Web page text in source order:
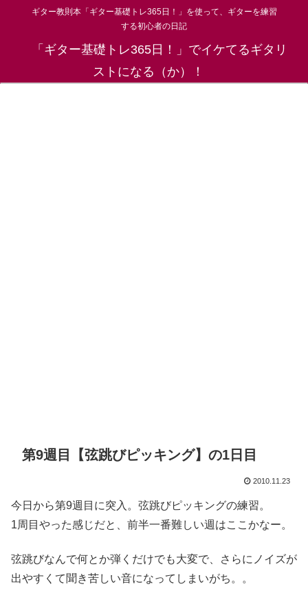
ギター教則本「ギター基礎トレ365日！」を使って、ギターを練習
する初心者の日記
「ギター基礎トレ365日！」でイケてるギタリ
ストになる（か）！
第9週目【弦跳びピッキング】の1日目
2010.11.23
今日から第9週目に突入。弦跳びピッキングの練習。
1周目やった感じだと、前半一番難しい週はここかなー。
弦跳びなんで何とか弾くだけでも大変で、さらにノイズが
出やすくて聞き苦しい音になってしまいがち。。